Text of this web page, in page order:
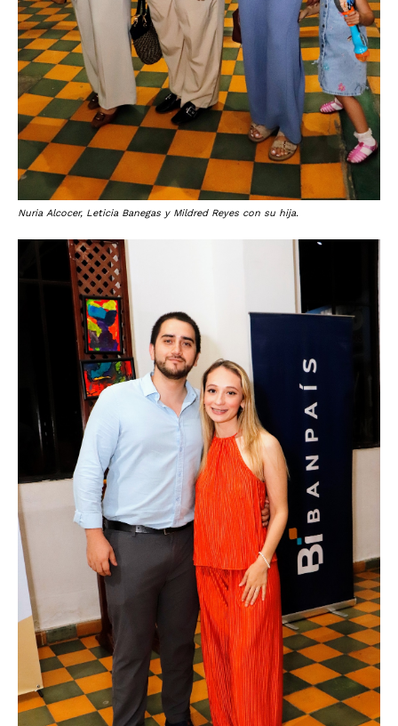
Nuria Alcocer, Leticia Banegas y Mildred Reyes con su hija.